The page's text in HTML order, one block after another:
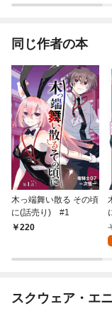
同じ作者の本
木っ端舞い散る その頃
に(話売り) #1
220
スクウェア・エ